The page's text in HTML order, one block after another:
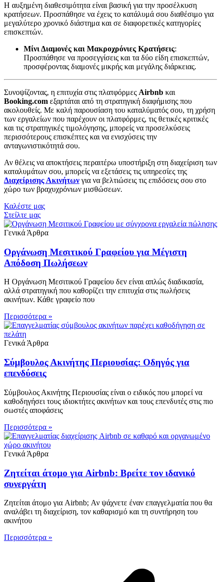
Η αυξημένη διαθεσιμότητα είναι βασική για την προσέλκυση
κρατήσεων. Προσπάθησε να έχεις το κατάλυμά σου διαθέσιμο για
μεγαλύτερο χρονικό διάστημα και σε διαφορετικές κατηγορίες
επισκεπτών.
Μίνι Διαμονές και Μακροχρόνιες Κρατήσεις:
Προσπάθησε να προσεγγίσεις και τα δύο είδη επισκεπτών,
προσφέροντας διαμονές μικρής και μεγάλης διάρκειας.
Συνοψίζοντας, η επιτυχία στις πλατφόρμες Airbnb και
Booking.com εξαρτάται από τη στρατηγική διαφήμισης που
ακολουθείς. Με καλή παρουσίαση του καταλύματός σου, τη χρήση
των εργαλείων που παρέχουν οι πλατφόρμες, τις θετικές κριτικές
και τις στρατηγικές τιμολόγησης, μπορείς να προσελκύσεις
περισσότερους επισκέπτες και να ενισχύσεις την
ανταγωνιστικότητά σου.
Αν θέλεις να αποκτήσεις περαιτέρω υποστήριξη στη διαχείριση των
καταλυμάτων σου, μπορείς να εξετάσεις τις υπηρεσίες της
Διαχείρισης Ακινήτων για να βελτιώσεις τις επιδόσεις σου στο
χώρο των βραχυχρόνιων μισθώσεων.
Καλέστε μας
Στείλτε μας
Γενικά Άρθρα
Οργάνωση Μεσιτικού Γραφείου για Μέγιστη
Απόδοση Πωλήσεων
Η Οργάνωση Μεσιτικού Γραφείου δεν είναι απλώς διαδικασία,
αλλά στρατηγική που καθορίζει την επιτυχία στις πωλήσεις
ακινήτων. Κάθε γραφείο που
Περισσότερα »
Γενικά Άρθρα
Σύμβουλος Ακινήτης Περιουσίας: Οδηγός για
επενδύσεις
Σύμβουλος Ακινήτης Περιουσίας είναι ο ειδικός που μπορεί να
καθοδηγήσει τους ιδιοκτήτες ακινήτων και τους επενδυτές στις πιο
σωστές αποφάσεις
Περισσότερα »
Γενικά Άρθρα
Ζητείται άτομο για Airbnb: Βρείτε τον ιδανικό
συνεργάτη
Ζητείται άτομο για Airbnb; Αν ψάχνετε έναν επαγγελματία που θα
αναλάβει τη διαχείριση, τον καθαρισμό και τη συντήρηση του
ακινήτου
Περισσότερα »